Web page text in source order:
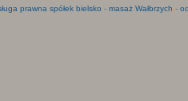
prawna spółek bielsko - masaż Wałbrzych -